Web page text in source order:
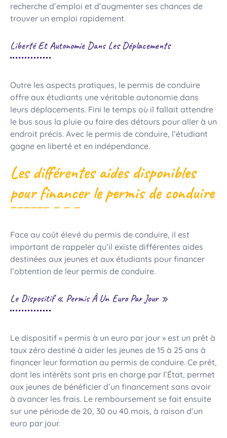
recherche d’emploi et d’augmenter ses chances de
trouver un emploi rapidement.
Liberté Et Autonomie Dans Les Déplacements
Outre les aspects pratiques, le permis de conduire
offre aux étudiants une véritable autonomie dans
leurs déplacements. Fini le temps où il fallait attendre
le bus sous la pluie ou faire des détours pour aller à un
endroit précis. Avec le permis de conduire, l’étudiant
gagne en liberté et en indépendance.
Les différentes aides disponibles
pour financer le permis de conduire
Face au coût élevé du permis de conduire, il est
important de rappeler qu’il existe différentes aides
destinées aux jeunes et aux étudiants pour financer
l’obtention de leur permis de conduire.
Le Dispositif « Permis À Un Euro Par Jour »
Le dispositif « permis à un euro par jour » est un prêt à
taux zéro destiné à aider les jeunes de 15 à 25 ans à
financer leur formation au permis de conduire. Ce prêt,
dont les intérêts sont pris en charge par l’État, permet
aux jeunes de bénéficier d’un financement sans avoir
à avancer les frais. Le remboursement se fait ensuite
sur une période de 20, 30 ou 40 mois, à raison d’un
euro par jour.